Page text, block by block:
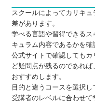
スクールによってカリキ
差があります。
学べる言語や習得できるス
キュラム内容であるかを確
公式サイトで確認しても
ど疑問点が残るのであれ
おすすめします。
目的と違うコースを選択し
受講者のレベルに合わせ